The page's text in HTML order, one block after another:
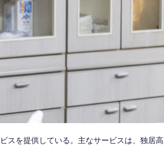
スを提供している。主なサービスは、独居高